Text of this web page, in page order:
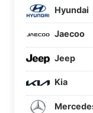
Hyundai
Jaecoo
Jeep
Kia